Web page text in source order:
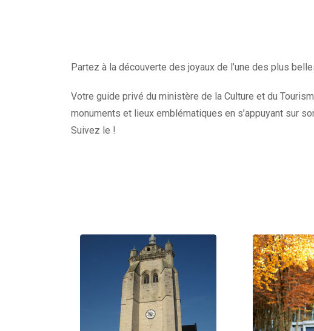
Partez à la découverte des joyaux de l’une des plus
Votre guide privé du ministère de la Culture et du
monuments et lieux emblématiques en s’appuyant sur
Suivez le !